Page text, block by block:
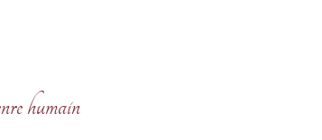
humain